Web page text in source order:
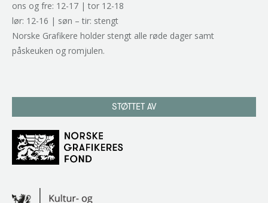
ons og fre: 12-17 | tor 12-18
lør: 12-16 | søn – tir: stengt
Norske Grafikere holder stengt alle røde dager samt
påskeuken og romjulen.
STØTTET AV